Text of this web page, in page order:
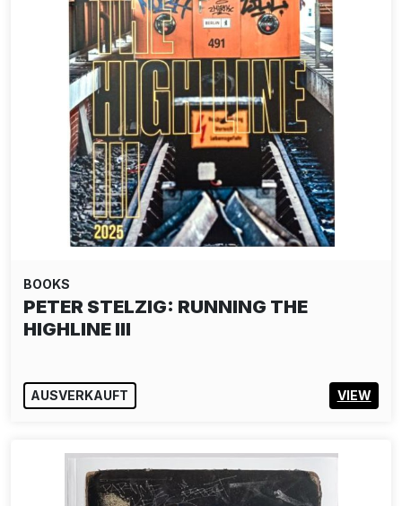
BOOKS
PETER STELZIG: RUNNING THE
HIGHLINE III
AUSVERKAUFT VIEW